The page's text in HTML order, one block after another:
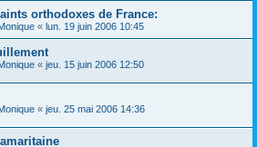
orthodoxes de France:
« lun. 19 juin 2006 10:45
« jeu. 15 juin 2006 12:50
« jeu. 25 mai 2006 14:36